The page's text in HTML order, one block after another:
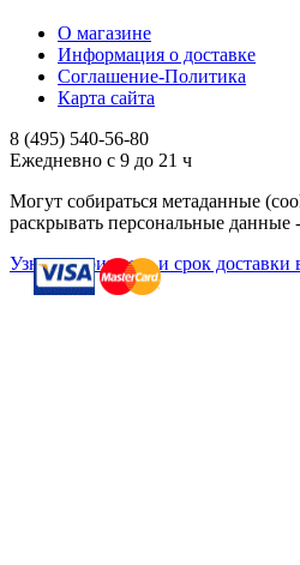
О магазине
Информация о доставке
Соглашение-Политика
Карта сайта
8 (495) 540-56-80
Ежедневно с 9 до 21 ч
Могут собираться метаданные
раскрывать персональные данные
Узнать стоимость и срок